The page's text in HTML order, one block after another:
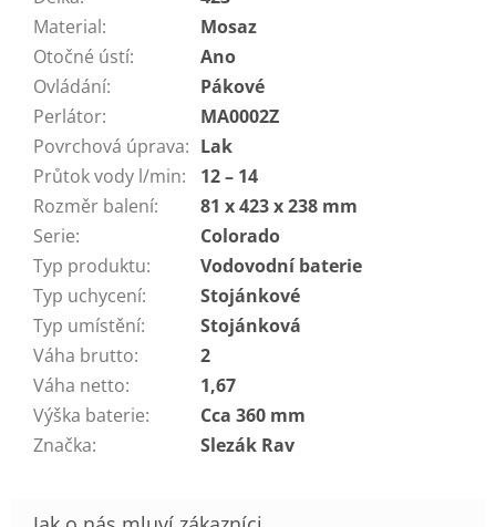
Material:
Mosaz
Otočné ústí:
Ano
Ovládání:
Pákové
Perlátor:
MA0002Z
Povrchová úprava: Lak
Průtok vody l/min:
12 – 14
Rozměr balení:
81 x 423 x 238 mm
Serie:
Colorado
Typ produktu:
Vodovodní baterie
Typ uchycení:
Stojánkové
Typ umístění:
Stojánková
Váha brutto:
2
Váha netto:
1,67
Výška baterie:
Cca 360 mm
Značka: Slezák Rav